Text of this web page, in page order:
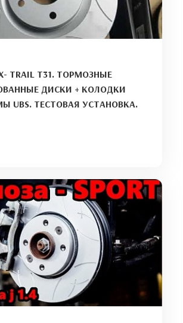
TRAIL T31. ТОРМОЗНЫЕ
ДИСКИ + КОЛОДКИ
UBS. ТЕСТОВАЯ УСТАНОВКА.